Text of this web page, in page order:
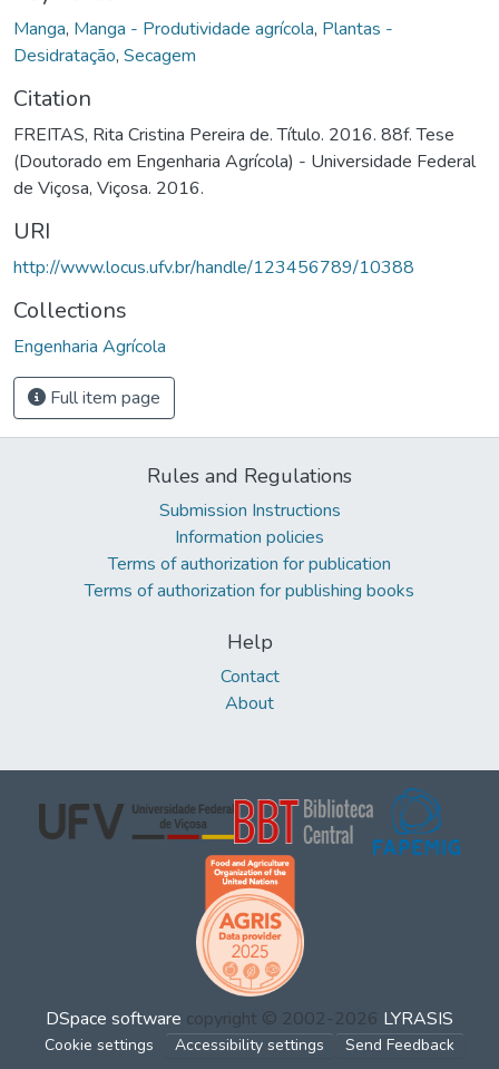
Manga, Manga - Produtividade agrícola, Plantas -
Desidratação, Secagem
Citation
FREITAS, Rita Cristina Pereira de. Título. 2016. 88f. Tese
(Doutorado em Engenharia Agrícola) - Universidade Federal
de Viçosa, Viçosa. 2016.
URI
http://www.locus.ufv.br/handle/123456789/10388
Collections
Engenharia Agrícola
Full item page
Rules and Regulations
Submission Instructions
Information policies
Terms of authorization for publication
Terms of authorization for publishing books
Help
Contact
About
DSpace software copyright © 2002-2026 LYRASIS
Cookie settings Accessibility settings Send Feedback